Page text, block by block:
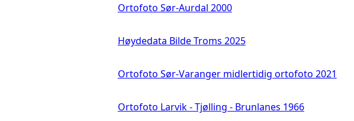
Ortofoto Sør-Aurdal 2000
Høydedata Bilde Troms 2025
Ortofoto Sør-Varanger midlertidig ortofoto 2021
Ortofoto Larvik - Tjølling - Brunlanes 1966